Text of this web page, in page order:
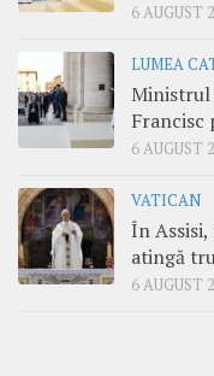
6 AUGUST
LUMEA
Ministrul
Francisc
6 AUGUST
VATICAN
În
atingă
6 AUGUST